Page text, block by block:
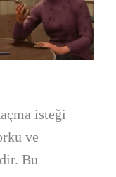
isteği
ve
Bu